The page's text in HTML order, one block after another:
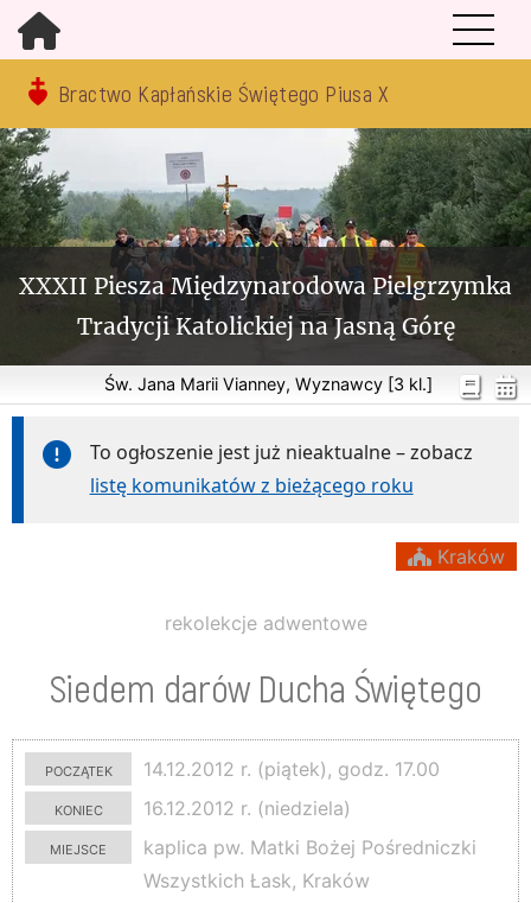
Bractwo Kapłańskie Świętego Piusa X
XXXII Piesza Międzynarodowa Pielgrzymka
Tradycji Katolickiej na Jasną Górę
Św. Jana Marii Vianney, Wyznawcy [3 kl.]
To ogłoszenie jest już nieaktualne – zobacz
listę komunikatów z bieżącego roku
Kraków
rekolekcje adwentowe
Siedem darów Ducha Świętego
początek
14.12.2012 r. (piątek), godz. 17.00
koniec
16.12.2012 r. (niedziela)
miejsce
kaplica pw. Matki Bożej Pośredniczki
Wszystkich Łask, Kraków